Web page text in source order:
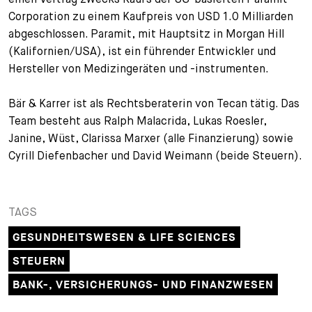
Substituten
Kurzpraktikanten
Assistenzen
Bewerbungsprozess
Fragen und Antworten
Ihre Karriere
Ihre Karriere bei uns
+
Corporation zu einem Kaufpreis von USD 1.0 Milliarden
abgeschlossen. Paramit, mit Hauptsitz in Morgan Hill
(Kalifornien/USA), ist ein führender Entwickler und
Hersteller von Medizingeräten und -instrumenten.
Bär & Karrer ist als Rechtsberaterin von Tecan tätig. Das
Team besteht aus Ralph Malacrida, Lukas Roesler,
Janine, Wüst, Clarissa Marxer (alle Finanzierung) sowie
Cyrill Diefenbacher und David Weimann (beide Steuern).
TAGS
GESUNDHEITSWESEN & LIFE SCIENCES
STEUERN
BANK-, VERSICHERUNGS- UND FINANZWESEN